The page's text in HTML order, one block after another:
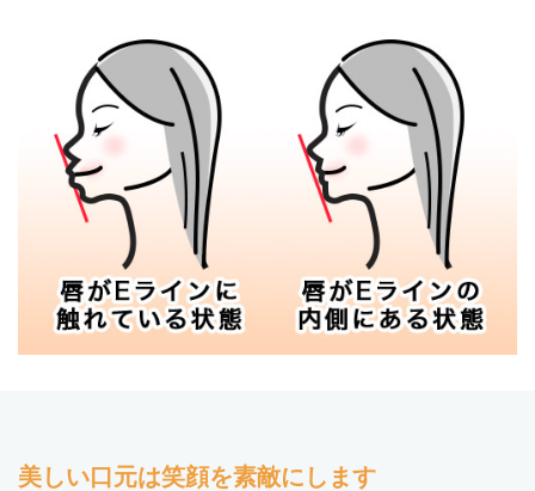
美しい口元は笑顔を素敵にします